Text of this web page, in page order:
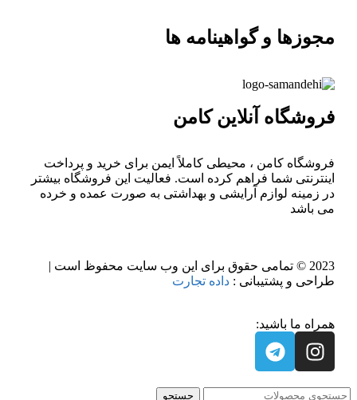
مجوزها و گواهینامه ها
فروشگاه آنلاین کامن
فروشگاه کامن ، محیطی کاملاً ایمن برای خرید و پرداخت
اینترنتی شما فراهم کرده است. فعالیت این فروشگاه بیشتر
در زمینه لوازم آرایشی و بهداشتی به صورت عمده و خرده
می باشد
2023 © تمامی حقوق برای این وب سایت محفوظ است |
طراحی و پشتیبانی : داده تجارت
همراه ما باشید:
جستجو